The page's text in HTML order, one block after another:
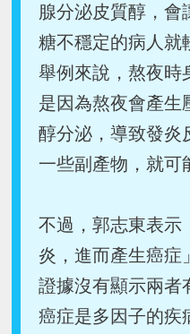
腺分泌皮質醇，會
糖不穩定的病人就
舉例來說，熬夜時
是因為熬夜會產生
醇分泌，導致發炎
一些副產物，就可
不過，郭志東表示
炎，進而產生癌症
證據沒有顯示兩者
癌症是多因子的疾